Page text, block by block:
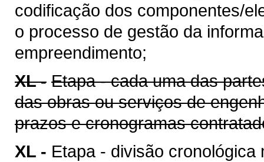
codificação dos componentes/
o processo de gestão da
empreendimento;
XL - Etapa - cada uma das
das obras ou serviços de
prazos e cronogramas
XL - Etapa - divisão